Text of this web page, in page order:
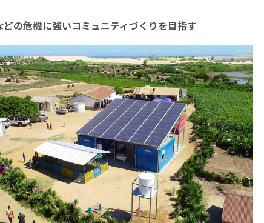
どの危機に強いコミュニティづくりを目指す